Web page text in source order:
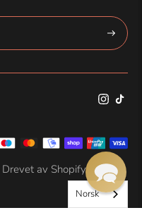
Drevet av Shopify
Norsk